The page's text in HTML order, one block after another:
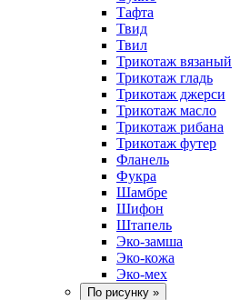
Тафта
Твид
Твил
Трикотаж вязаный
Трикотаж гладь
Трикотаж джерси
Трикотаж масло
Трикотаж рибана
Трикотаж футер
Фланель
Фукра
Шамбре
Шифон
Штапель
Эко-замша
Эко-кожа
Эко-мех
По рисунку »